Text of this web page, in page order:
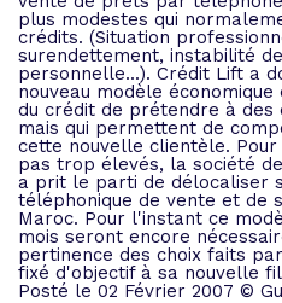
plus modestes qui
crédits. (Situation
surendettement, instabilité
personnelle...). Crédit Lift a
nouveau modèle
du crédit de prétendre à
mais qui permettent de
cette nouvelle clientèle.
pas trop élevés, la société
a prit le parti de délocaliser
téléphonique de vente et de
Maroc. Pour l'instant ce
mois seront encore
pertinence des choix faits
fixé d'objectif à sa nouvelle
Posté le 02 Février 2007 ©